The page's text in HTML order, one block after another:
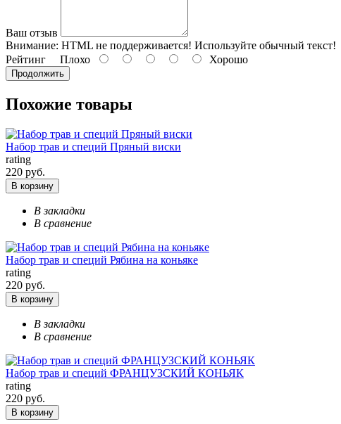
Ваш отзыв
Внимание: HTML не поддерживается! Используйте обычный текст!
Рейтинг Плохо Хорошо
Продолжить
Похожие товары
Набор трав и специй Пряный виски
rating
220 руб.
В корзину
В закладки
В сравнение
Набор трав и специй Рябина на коньяке
rating
220 руб.
В корзину
В закладки
В сравнение
Набор трав и специй ФРАНЦУЗСКИЙ КОНЬЯК
rating
220 руб.
В корзину